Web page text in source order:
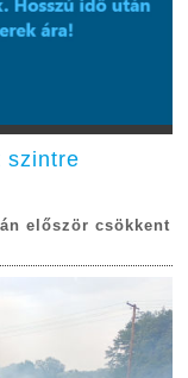
szintre
először csökkent